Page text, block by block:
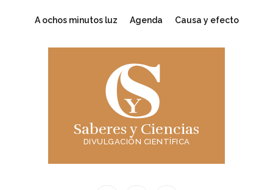
A ochos minutos luz Agenda Causa y efecto
Saberes y Ciencias
DIVULGACIÓN CIENTÍFICA